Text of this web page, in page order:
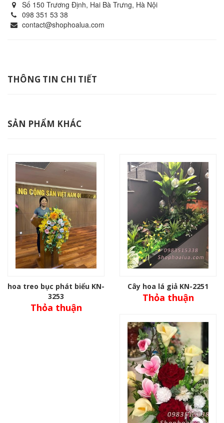
Số 150 Trương Định, Hai Bà Trưng, Hà Nội
098 351 53 38
contact@shophoalua.com
THÔNG TIN CHI TIẾT
SẢN PHẨM KHÁC
hoa treo bục phát biểu KN-
3253
Thỏa thuận
Cây hoa lá giả KN-2251
Thỏa thuận